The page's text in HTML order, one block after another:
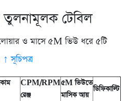
তুলনামূলক টেবিল
ও মাসে ৫M ভিউ ধরে ৫টি
↑ সূচিপত্র
CPM/RPM
রেঞ্জ
৫M ভিউতে
মাসিক আয়
ডিফিকাল্টি